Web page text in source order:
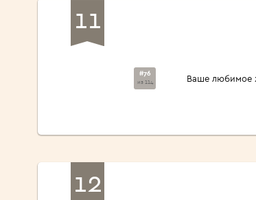
11
#76
из 114 Ваше любимое
12